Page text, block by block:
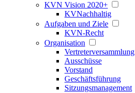
KVN Vision 2020+
KVNachhaltig
Aufgaben und Ziele
KVN-Recht
Organisation
Vertreterversammlung
Ausschüsse
Vorstand
Geschäftsführung
Sitzungsmanagement